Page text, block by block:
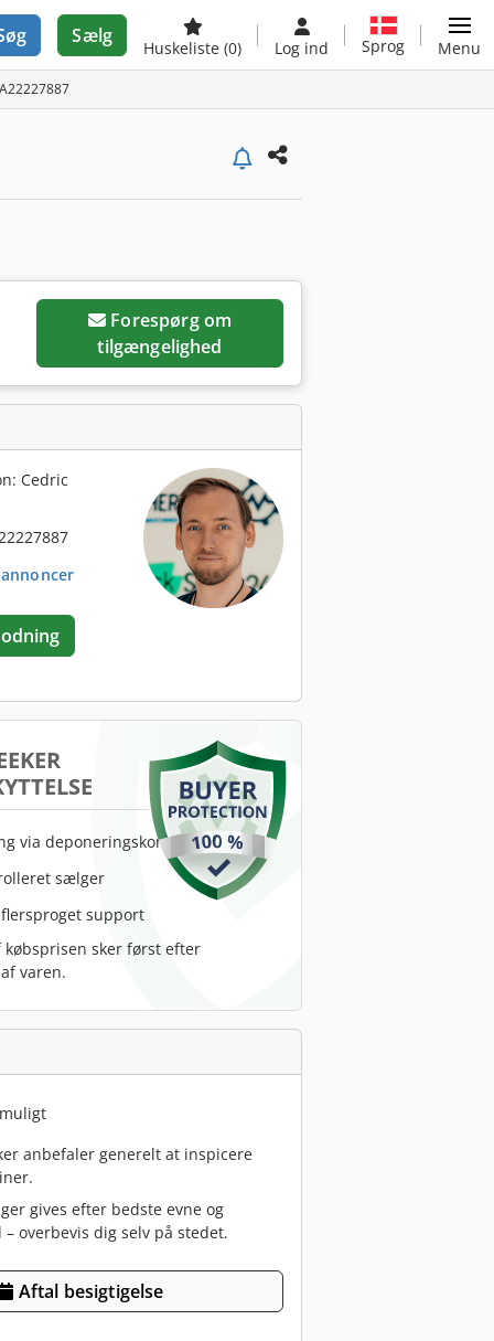
Sælg
Huskeliste (0) Log ind Sprog Menu
Forespørg om
tilgængelighed
Cedric
via deponeringskonto
sælger
support
købsprisen sker først efter
varen.
anbefaler generelt at inspicere
gives efter bedste evne og
overbevis dig selv på stedet.
Aftal besigtigelse